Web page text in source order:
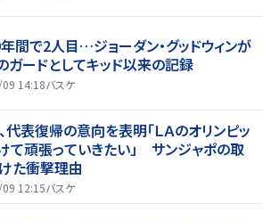
間で2人目…ジョーダン・グッドウィンが
ガードとしてキッド以来の記録
14:18バスケ
代表復帰の意向を表明「ＬＡのオリンピッ
て頑張っていきたい」 サンジャポの取
た衝撃理由
12:15バスケ